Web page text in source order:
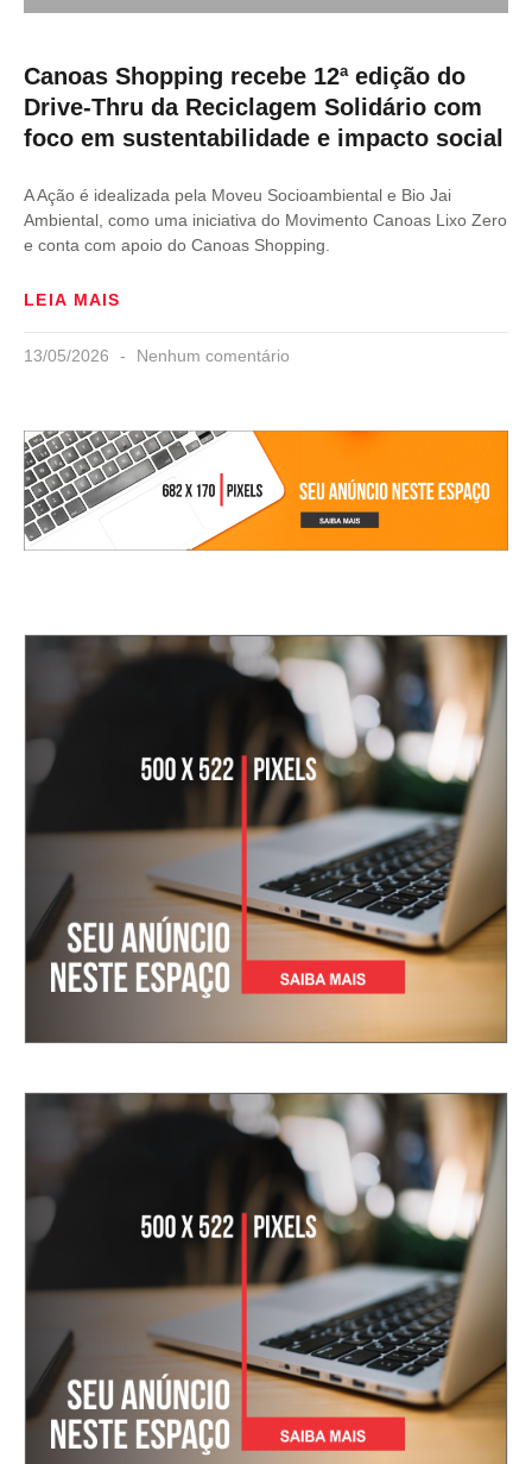
Canoas Shopping recebe 12ª edição do
Drive-Thru da Reciclagem Solidário com
foco em sustentabilidade e impacto social
A Ação é idealizada pela Moveu Socioambiental e Bio Jai
Ambiental, como uma iniciativa do Movimento Canoas Lixo Zero
e conta com apoio do Canoas Shopping.
LEIA MAIS
13/05/2026 Nenhum comentário